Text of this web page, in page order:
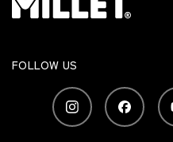
FOLLOW US